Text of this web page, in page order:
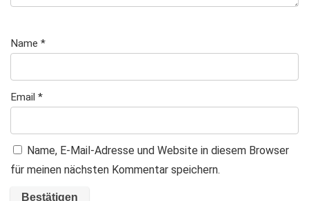
Name *
Email *
Name, E-Mail-Adresse und Website in diesem Browser
für meinen nächsten Kommentar speichern.